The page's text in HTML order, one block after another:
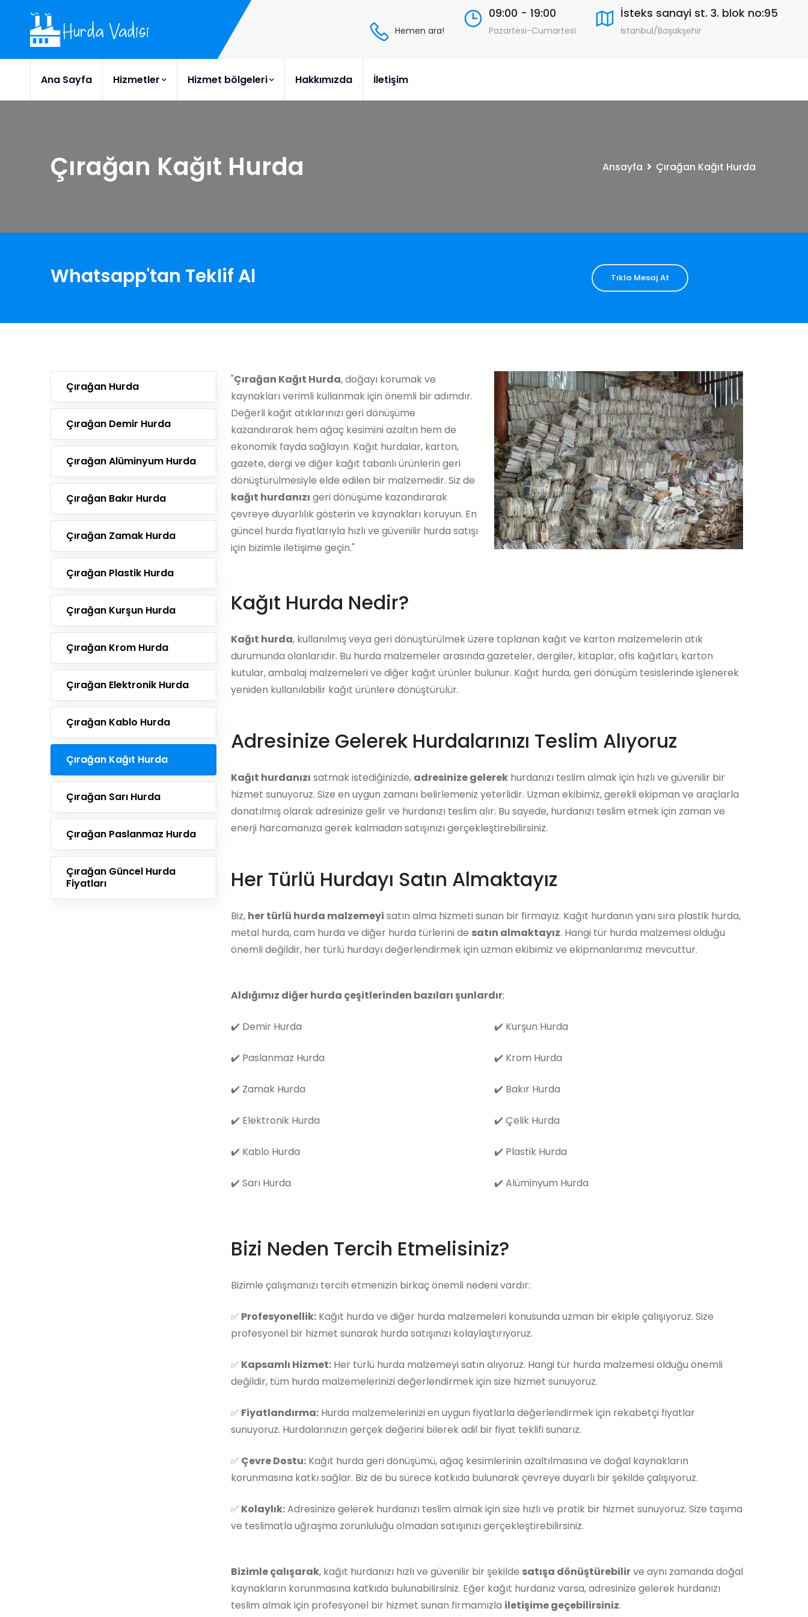
Hemen ara!
09:00 - 19:00
Pazartesi-Cumartesi
İsteks sanayi st. 3. blok no:95
İstanbul/Başakşehir
Ana Sayfa Hizmetler Hizmet bölgeleri Hakkımızda İletişim
Çırağan Kağıt Hurda Ansayfa Çırağan Kağıt Hurda
Whatsapp'tan Teklif Al Tıkla Mesaj At
Çırağan Hurda
Çırağan Demir Hurda
Çırağan Alüminyum Hurda
Çırağan Bakır Hurda
Çırağan Zamak Hurda
Çırağan Plastik Hurda
Çırağan Kurşun Hurda
Çırağan Krom Hurda
Çırağan Elektronik Hurda
Çırağan Kablo Hurda
Çırağan Kağıt Hurda
Çırağan Sarı Hurda
Çırağan Paslanmaz Hurda
Çırağan Güncel Hurda
Fiyatları
"Çırağan Kağıt Hurda, doğayı korumak ve
kaynakları verimli kullanmak için önemli bir adımdır.
Değerli kağıt atıklarınızı geri dönüşüme
kazandırarak hem ağaç kesimini azaltın hem de
ekonomik fayda sağlayın. Kağıt hurdalar, karton,
gazete, dergi ve diğer kağıt tabanlı ürünlerin geri
dönüştürülmesiyle elde edilen bir malzemedir. Siz de
kağıt hurdanızı geri dönüşüme kazandırarak
çevreye duyarlılık gösterin ve kaynakları koruyun. En
güncel hurda fiyatlarıyla hızlı ve güvenilir hurda satışı
için bizimle iletişime geçin."
Kağıt Hurda Nedir?
Kağıt hurda, kullanılmış veya geri dönüştürülmek üzere toplanan kağıt ve karton malzemelerin atık
durumunda olanlarıdır. Bu hurda malzemeler arasında gazeteler, dergiler, kitaplar, ofis kağıtları, karton
kutular, ambalaj malzemeleri ve diğer kağıt ürünler bulunur. Kağıt hurda, geri dönüşüm tesislerinde işlenerek
yeniden kullanılabilir kağıt ürünlere dönüştürülür.
Adresinize Gelerek Hurdalarınızı Teslim Alıyoruz
Kağıt hurdanızı satmak istediğinizde, adresinize gelerek hurdanızı teslim almak için hızlı ve güvenilir bir
hizmet sunuyoruz. Size en uygun zamanı belirlemeniz yeterlidir. Uzman ekibimiz, gerekli ekipman ve araçlarla
donatılmış olarak adresinize gelir ve hurdanızı teslim alır. Bu sayede, hurdanızı teslim etmek için zaman ve
enerji harcamanıza gerek kalmadan satışınızı gerçekleştirebilirsiniz.
Her Türlü Hurdayı Satın Almaktayız
Biz, her türlü hurda malzemeyi satın alma hizmeti sunan bir firmayız. Kağıt hurdanın yanı sıra plastik hurda,
metal hurda, cam hurda ve diğer hurda türlerini de satın almaktayız. Hangi tür hurda malzemesi olduğu
önemli değildir, her türlü hurdayı değerlendirmek için uzman ekibimiz ve ekipmanlarımız mevcuttur.
Aldığımız diğer hurda çeşitlerinden bazıları şunlardır;
✔️ Demir Hurda
✔️ Paslanmaz Hurda
✔️ Zamak Hurda
✔️ Elektronik Hurda
✔️ Kablo Hurda
✔️ Sarı Hurda
✔️ Kurşun Hurda
✔️ Krom Hurda
✔️ Bakır Hurda
✔️ Çelik Hurda
✔️ Plastik Hurda
✔️ Alüminyum Hurda
Bizi Neden Tercih Etmelisiniz?
Bizimle çalışmanızı tercih etmenizin birkaç önemli nedeni vardır:
✅ Profesyonellik: Kağıt hurda ve diğer hurda malzemeleri konusunda uzman bir ekiple çalışıyoruz. Size
profesyonel bir hizmet sunarak hurda satışınızı kolaylaştırıyoruz.
✅ Kapsamlı Hizmet: Her türlü hurda malzemeyi satın alıyoruz. Hangi tür hurda malzemesi olduğu önemli
değildir, tüm hurda malzemelerinizi değerlendirmek için size hizmet sunuyoruz.
✅ Fiyatlandırma: Hurda malzemelerinizi en uygun fiyatlarla değerlendirmek için rekabetçi fiyatlar
sunuyoruz. Hurdalarınızın gerçek değerini bilerek adil bir fiyat teklifi sunarız.
✅ Çevre Dostu: Kağıt hurda geri dönüşümü, ağaç kesimlerinin azaltılmasına ve doğal kaynakların
korunmasına katkı sağlar. Biz de bu sürece katkıda bulunarak çevreye duyarlı bir şekilde çalışıyoruz.
✅ Kolaylık:Adresinize gelerek hurdanızı teslim almak için size hızlı ve pratik bir hizmet sunuyoruz. Size taşıma
ve teslimatla uğraşma zorunluluğu olmadan satışınızı gerçekleştirebilirsiniz.
Bizimle çalışarak, kağıt hurdanızı hızlı ve güvenilir bir şekilde satışa dönüştürebilirve aynı zamanda doğal
kaynakların korunmasına katkıda bulunabilirsiniz. Eğer kağıt hurdanız varsa, adresinize gelerek hurdanızı
teslim almak için profesyonel bir hizmet sunan firmamızla iletişime geçebilirsiniz.